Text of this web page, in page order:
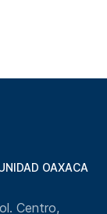
OAXACA
Centro,